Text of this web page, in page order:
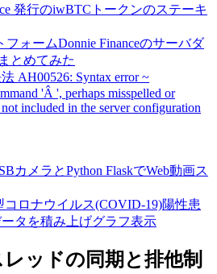
発行のiwBTCトークンのステーキ
フォームDonnie Financeのサーバダ
とめてみた
AH00526: Syntax error ~
'Â ', perhaps misspelled or
included in the server configuration
カメラとPython FlaskでWeb動画ス
コロナウイルス(COVID-19)陽性患
タを積み上げグラフ表示
ッドの同期と排他制